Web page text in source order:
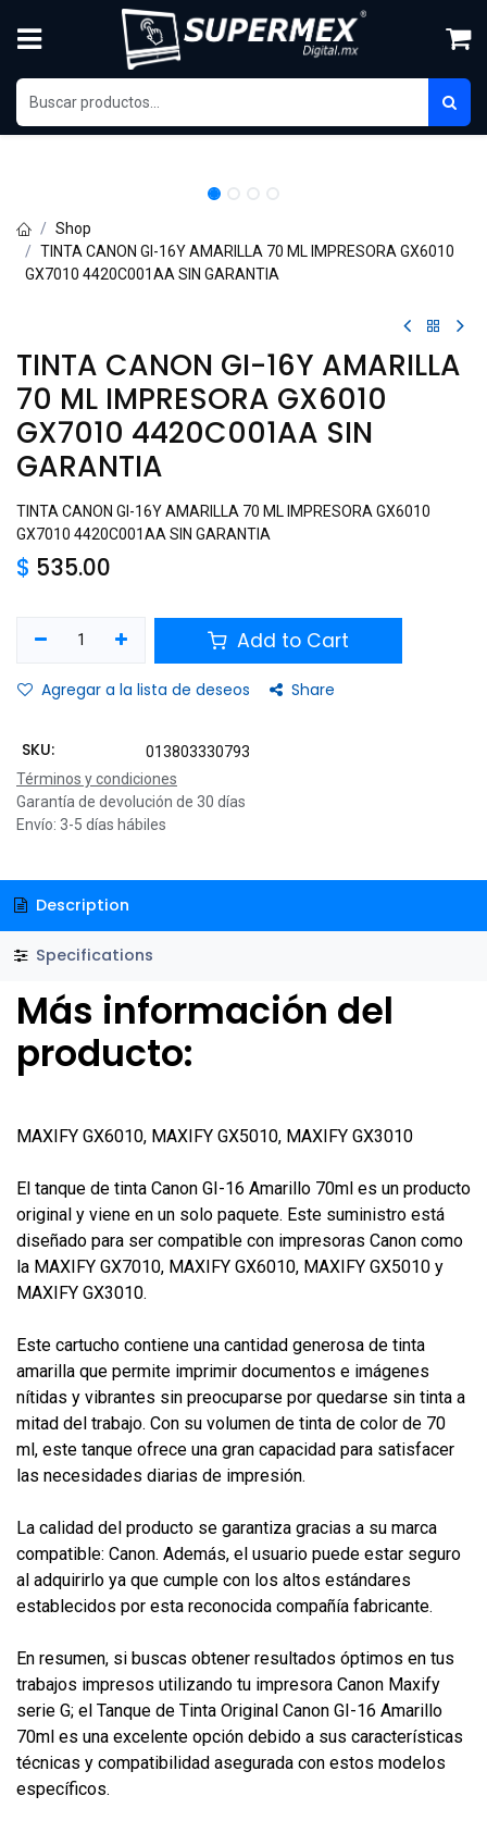
Shop
TINTA CANON GI-16Y AMARILLA 70 ML IMPRESORA GX6010
GX7010 4420C001AA SIN GARANTIA
TINTA CANON GI-16Y AMARILLA
70 ML IMPRESORA GX6010
GX7010 4420C001AA SIN
GARANTIA
TINTA CANON GI-16Y AMARILLA 70 ML IMPRESORA GX6010
GX7010 4420C001AA SIN GARANTIA
$ 535.00
Add to Cart
Agregar a la lista de deseos Share
SKU:
013803330793
Términos y condiciones
Garantía de devolución de 30 días
Envío: 3-5 días hábiles
Description
Specifications
Más información del
producto:
MAXIFY GX6010, MAXIFY GX5010, MAXIFY GX3010
El tanque de tinta Canon GI-16 Amarillo 70ml es un producto
original y viene en un solo paquete. Este suministro está
diseñado para ser compatible con impresoras Canon como
la MAXIFY GX7010, MAXIFY GX6010, MAXIFY GX5010 y
MAXIFY GX3010.
Este cartucho contiene una cantidad generosa de tinta
amarilla que permite imprimir documentos e imágenes
nítidas y vibrantes sin preocuparse por quedarse sin tinta a
mitad del trabajo. Con su volumen de tinta de color de 70
ml, este tanque ofrece una gran capacidad para satisfacer
las necesidades diarias de impresión.
La calidad del producto se garantiza gracias a su marca
compatible: Canon. Además, el usuario puede estar seguro
al adquirirlo ya que cumple con los altos estándares
establecidos por esta reconocida compañía fabricante.
En resumen, si buscas obtener resultados óptimos en tus
trabajos impresos utilizando tu impresora Canon Maxify
serie G; el Tanque de Tinta Original Canon GI-16 Amarillo
70ml es una excelente opción debido a sus características
técnicas y compatibilidad asegurada con estos modelos
específicos.